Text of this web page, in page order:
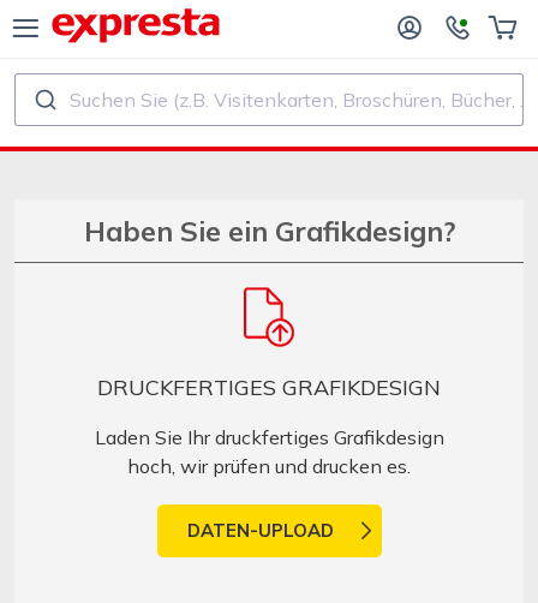
Stempel herstellen
PRODUKTE
VERLAGE UND AUTOREN
Suchen Sie (z.B. Visitenkarten, Broschüren, Bücher, ...)
Haben Sie ein Grafikdesign?
DRUCKFERTIGES GRAFIKDESIGN
Laden Sie Ihr druckfertiges Grafikdesign
hoch, wir prüfen und drucken es.
DATEN-UPLOAD